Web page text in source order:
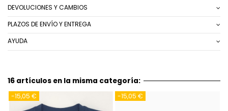
DEVOLUCIONES Y CAMBIOS
PLAZOS DE ENVÍO Y ENTREGA
AYUDA
16 artículos en la misma categoría:
-15,05 € -15,05 €